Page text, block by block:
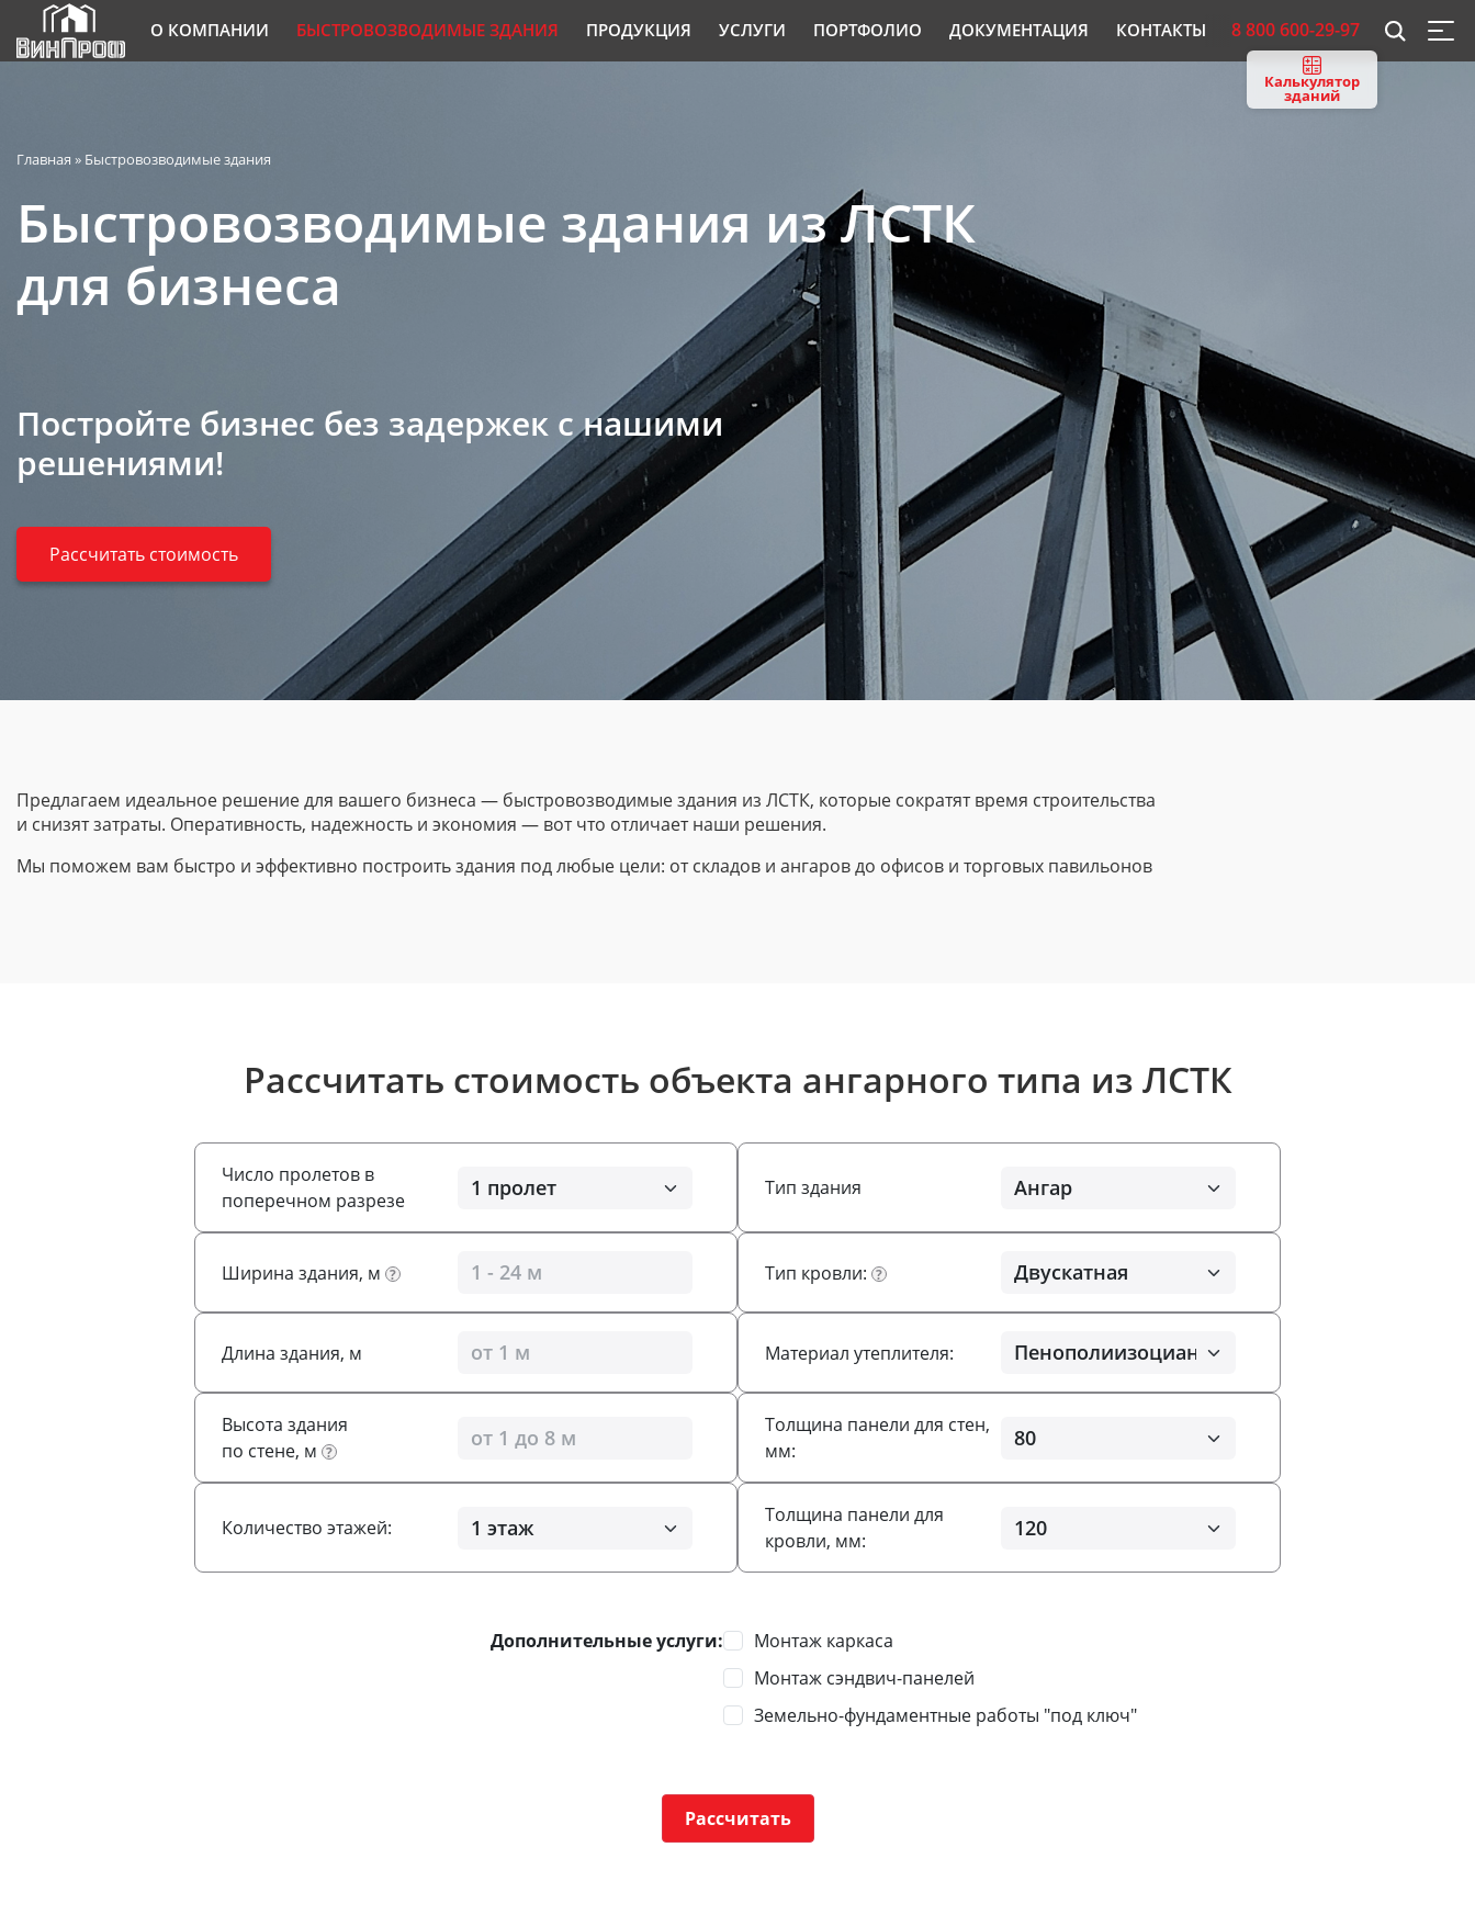
О КОМПАНИИ БЫСТРОВОЗВОДИМЫЕ ЗДАНИЯ ПРОДУКЦИЯ УСЛУГИ ПОРТФОЛИО ДОКУМЕНТАЦИЯ КОНТАКТЫ 8 800 600-29-97
Калькулятор
зданий
Главная » Быстровозводимые здания
Быстровозводимые здания из ЛСТК
для бизнеса
Постройте бизнес без задержек с нашими
решениями!
Рассчитать стоимость
Предлагаем идеальное решение для вашего бизнеса — быстровозводимые здания из ЛСТК, которые сократят время строительства
и снизят затраты. Оперативность, надежность и экономия — вот что отличает наши решения.
Мы поможем вам быстро и эффективно построить здания под любые цели: от складов и ангаров до офисов и торговых павильонов
Рассчитать стоимость объекта ангарного типа из ЛСТК
Число пролетов в
поперечном разрезе
Тип здания
Ширина здания, м ? Тип кровли: ?
Длина здания, м Материал утеплителя:
Высота здания
по стене, м ?
Толщина панели для стен,
мм:
Количество этажей:
Толщина панели для
кровли, мм:
Дополнительные услуги:
Монтаж каркаса
Монтаж сэндвич-панелей
Земельно-фундаментные работы "под ключ"
Рассчитать